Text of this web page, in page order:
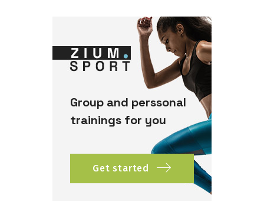
Group and perssonal
trainings for you
Get started